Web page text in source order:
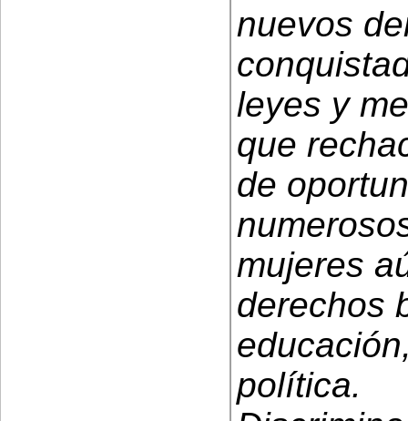
nuevos
leyes y
que
de
mujeres
derechos
política.